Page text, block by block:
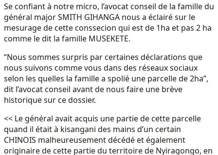
Se confiant à notre micro, l’avocat conseil de la famille du
général major SMITH GIHANGA nous a éclairé sur le
mesurage de cette conssecion qui est de 1ha et pas 2 ha
comme le dit la famille MUSEKETE.
“Nous sommes surpris par certaines déclarations que
nous suivons comme vous dans des réseaux sociaux
selon les quelles la famille a spolié une parcelle de 2ha”,
dit l’avocat conseil avant de nous faire une brève
historique sur ce dossier.
<< Le général avait acquis une partie de cette parcelle
quand il était à kisangani des mains d’un certain
CHINOIS malheureusement décédé et également
originaire de cette partie du territoire de Nyiragongo, en